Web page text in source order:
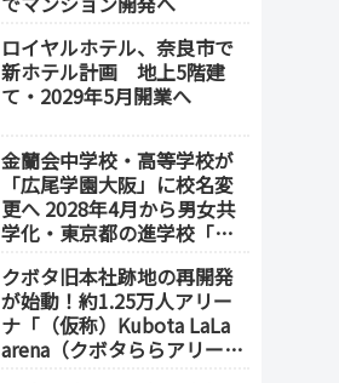
ロイヤルホテル、奈良市で
新ホテル計画 地上5階建
て・2029年5月開業へ
金蘭会中学校・高等学校が
「広尾学園大阪」に校名変
更へ 2028年4月から男女共
学化・東京都の進学校「広
クボタ旧本社跡地の再開発
が始動！約1.25万人アリー
ナ「（仮称）Kubota LaLa
arena（クボタららアリー